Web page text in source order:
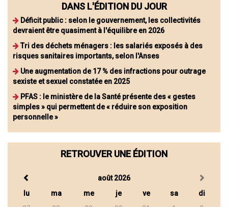
DANS L'ÉDITION DU JOUR
Déficit public : selon le gouvernement, les collectivités
devraient être quasiment à l'équilibre en 2026
Tri des déchets ménagers : les salariés exposés à des
risques sanitaires importants, selon l'Anses
Une augmentation de 17 % des infractions pour outrage
sexiste et sexuel constatée en 2025
PFAS : le ministère de la Santé présente des « gestes
simples » qui permettent de « réduire son exposition
personnelle »
RETROUVER UNE ÉDITION
août 2026
lu
ma me je ve sa
di